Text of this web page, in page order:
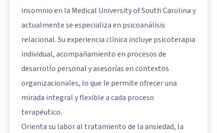
insomnio en la Medical University of South Carolina y
actualmente se especializa en psicoanálisis
relacional. Su experiencia clínica incluye psicoterapia
individual, acompañamiento en procesos de
desarrollo personal y asesorías en contextos
organizacionales, lo que le permite ofrecer una
mirada integral y flexible a cada proceso
terapéutico.
Orienta su labor al tratamiento de la ansiedad, la